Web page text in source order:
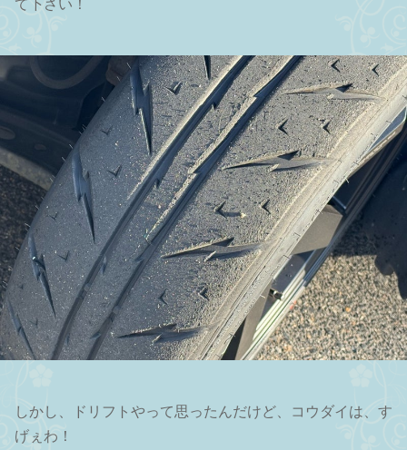
て下さい！
しかし、ドリフトやって思ったんだけど、コウダイは、す
げぇわ！